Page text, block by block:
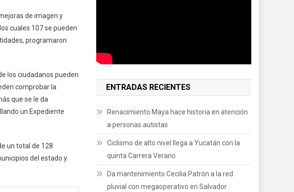
de imagen y
cuales 107 se pueden
programaron
los ciudadanos pueden
comprobar la
que se le da
un Expediente
un total de 128
del estado y
ENTRADAS RECIENTES
Renacimiento Maya hace historia en atención
a personas autistas
Ciclismo de alto nivel llega a Yucatán con la
quinta Carrera Verano
Da mantenimiento Cecilia Patrón a la red
pluvial con megaoperativo en Salvador